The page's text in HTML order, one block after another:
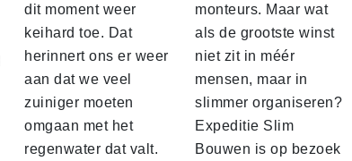
dit moment weer
keihard toe. Dat
herinnert ons er weer
aan dat we veel
zuiniger moeten
omgaan met het
regenwater dat valt.
monteurs. Maar wat
als de grootste winst
niet zit in méér
mensen, maar in
slimmer organiseren?
Expeditie Slim
Bouwen is op bezoek